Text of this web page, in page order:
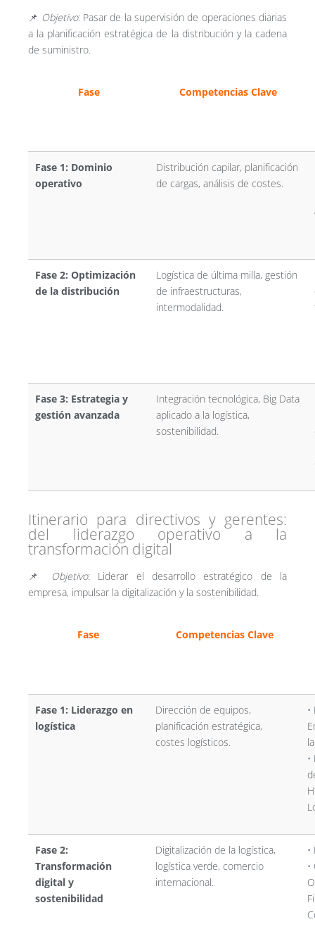
📌 Objetivo: Pasar de la supervisión de operaciones diarias
a la planificación estratégica de la distribución y la cadena
de suministro.
Fase Competencias Clave
Fase 1: Dominio
operativo
Distribución capilar, planificación
de cargas, análisis de costes.
Fase 2: Optimización
de la distribución
Logística de última milla, gestión
de infraestructuras,
intermodalidad.
Fase 3: Estrategia y
gestión avanzada
Integración tecnológica, Big Data
aplicado a la logística,
sostenibilidad.
Itinerario para directivos y gerentes:
del liderazgo operativo a la
transformación digital
📌 Objetivo: Liderar el desarrollo estratégico de la
empresa, impulsar la digitalización y la sostenibilidad.
Fase Competencias Clave
Fase 1: Liderazgo en
logística
Dirección de equipos,
planificación estratégica,
costes logísticos.
Fase 2:
Transformación
digital y
sostenibilidad
Digitalización de la logística,
logística verde, comercio
internacional.